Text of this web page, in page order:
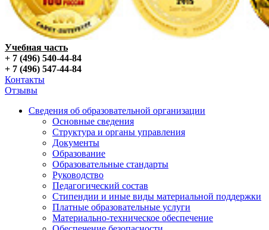
Учебная часть
+ 7 (496) 540-44-84
+ 7 (496) 547-44-84
Контакты
Отзывы
Сведения об образовательной организации
Основные сведения
Структура и органы управления
Документы
Образование
Образовательные стандарты
Руководство
Педагогический состав
Стипендии и иные виды материальной поддержки
Платные образовательные услуги
Материально-техническое обеспечение